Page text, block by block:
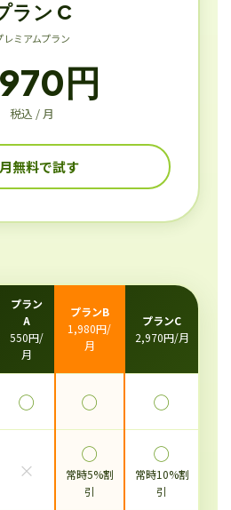
ラン C
レミアムプラン
円
税込 / 月
無料で試す
プラン
A
550円/
月
プランB
1,980円/
月
プランC
2,970円/月
◯ ◯ ◯
×
◯
常時5%割
引
◯
常時10%割
引